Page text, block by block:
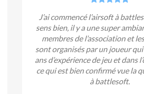
J’ai commencé l’airsoft à
sens bien, il y a une super
membres de l’association et
sont organisés par un joueur
ans d’expérience de jeu et dans
ce qui est bien confirmé vue la
à battlesoft.